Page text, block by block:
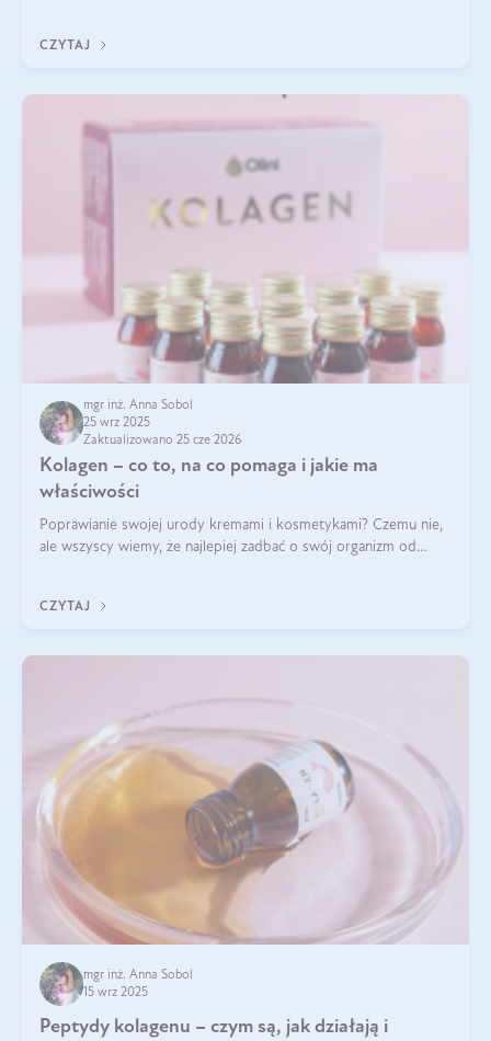
CZYTAJ
mgr inż. Anna Sobol
25 wrz 2025
Zaktualizowano 25 cze 2026
Kolagen – co to, na co pomaga i jakie ma
właściwości
Poprawianie swojej urody kremami i kosmetykami? Czemu nie,
ale wszyscy wiemy, że najlepiej zadbać o swój organizm od
wysokiej jakości suplem
CZYTAJ
mgr inż. Anna Sobol
15 wrz 2025
Peptydy kolagenu – czym są, jak działają i